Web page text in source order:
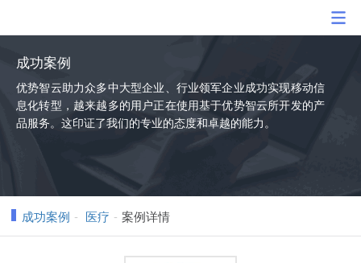
成功案例
优势智云助力众多中大型企业、行业领军企业成功实现移动信
息化转型，越来越多的用户正在使用基于优势智云所开发的产
品服务。这印证了我们的专业的态度和卓越的能力。
成功案例 医疗 案例详情